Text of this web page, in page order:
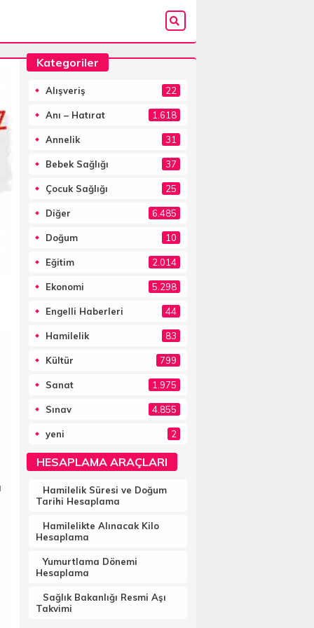
Kategoriler
Alışveriş 22
Anı – Hatırat 1.618
Annelik 31
Bebek Sağlığı 37
Çocuk Sağlığı 25
Diğer 6.485
Doğum 10
Eğitim 2.014
Ekonomi 5.298
Engelli Haberleri 44
Hamilelik 83
Kültür 799
Sanat 1.975
Sınav 4.855
yeni 2
HESAPLAMA ARAÇLARI
Hamilelik Süresi ve Doğum
Tarihi Hesaplama
Hamilelikte Alınacak Kilo
Hesaplama
Yumurtlama Dönemi
Hesaplama
Sağlık Bakanlığı Resmi Aşı
Takvimi